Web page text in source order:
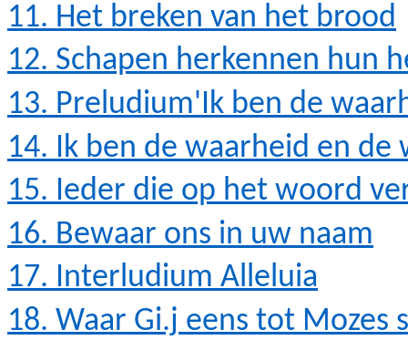
11. Het breken van het brood
12. Schapen herkennen hun
13. Preludium'Ik ben de
14. Ik ben de waarheid en de
15. Ieder die op het woord
16. Bewaar ons in uw naam
17. Interludium Alleluia
18. Waar Gi.j eens tot Mozes